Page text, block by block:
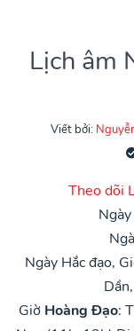
Lịch âm
Viết bởi:
Theo dõi
Ngày
Ngày Hắc đạo,
Giờ Hoàng Đạo: